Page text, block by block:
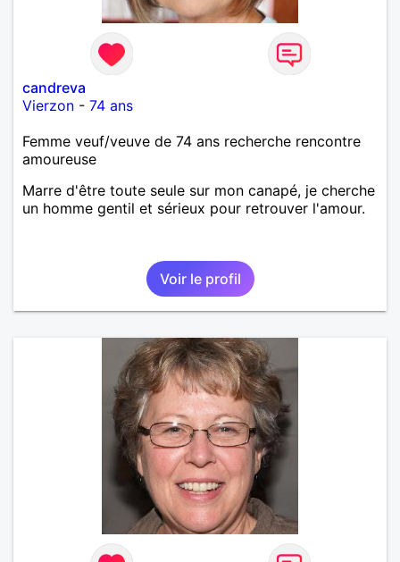
candreva
Vierzon - 74 ans
Femme veuf/veuve de 74 ans recherche rencontre
amoureuse
Marre d'être toute seule sur mon canapé, je cherche
un homme gentil et sérieux pour retrouver l'amour.
Voir le profil